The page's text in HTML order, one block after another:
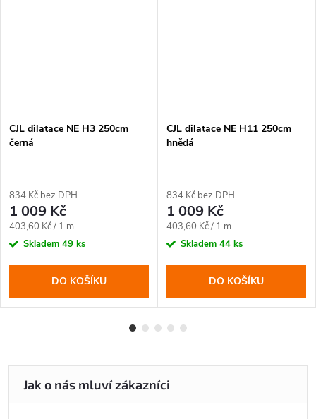
CJL dilatace NE H3 250cm
černá
834 Kč bez DPH
1 009 Kč
Měrná
cena:
403,60 Kč / 1 m
Skladem 49 ks
DO KOŠÍKU
CJL dilatace NE H11 250cm
hnědá
834 Kč bez DPH
1 009 Kč
Měrná
cena:
403,60 Kč / 1 m
Skladem 44 ks
DO KOŠÍKU